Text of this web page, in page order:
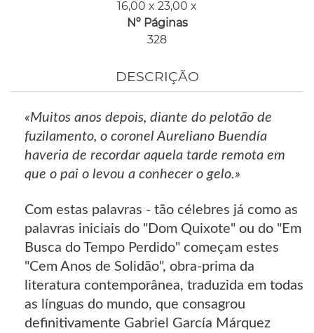
16,00 x 23,00 x
Nº Páginas
328
DESCRIÇÃO
«Muitos anos depois, diante do pelotão de
fuzilamento, o coronel Aureliano Buendía
haveria de recordar aquela tarde remota em
que o pai o levou a conhecer o gelo.»
Com estas palavras - tão célebres já como as
palavras iniciais do "Dom Quixote" ou do "Em
Busca do Tempo Perdido" começam estes
"Cem Anos de Solidão", obra-prima da
literatura contemporânea, traduzida em todas
as línguas do mundo, que consagrou
definitivamente Gabriel García Márquez